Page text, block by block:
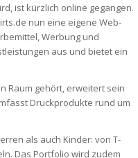
ist kürzlich online gegangen.
nun eine eigene Web-
Werbung und
aus und bietet ein
Raum gehört, erweitert sein
Druckprodukte rund um
als auch Kinder: von T-
Das Portfolio wird zudem